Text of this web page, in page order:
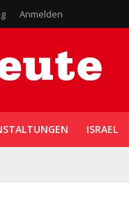
Anmelden
ISRAEL